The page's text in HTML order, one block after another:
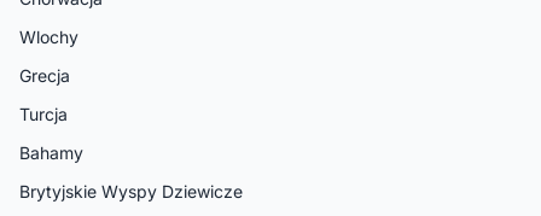
Wlochy
Grecja
Turcja
Bahamy
Brytyjskie Wyspy Dziewicze